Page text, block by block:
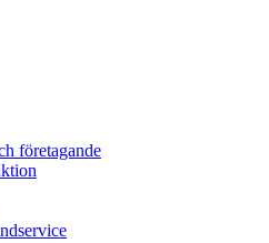
företagande